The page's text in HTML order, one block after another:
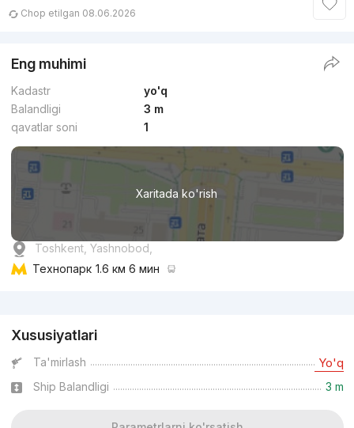
Chop etilgan 08.06.2026
Eng muhimi
Kadastr
yo'q
Balandligi
3 m
qavatlar soni
1
Xaritada ko'rish
Toshkent, Yashnobod,
Технопарк 1.6 км 6 мин
Xususiyatlari
Ta'mirlash Yo'q
Ship Balandligi 3 m